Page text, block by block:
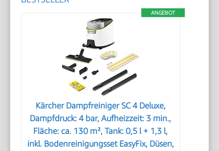
ANGEBOT
Kärcher Dampfreiniger SC 4 Deluxe,
Dampfdruck: 4 bar, Aufheizzeit: 3 min.,
Fläche: ca. 130 m², Tank: 0,5 l + 1,3 l,
inkl. Bodenreinigungsset EasyFix, Düsen,